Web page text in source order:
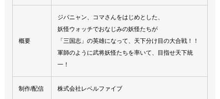
概要
ジバニャン、コマさんをはじめとした、
妖怪ウォッチでおなじみの妖怪たちが
「三国志」の英雄になって、天下分け目の大合戦！！
軍師のように武将妖怪たちを率いて、目指せ天下統
一！
制作/配信 株式会社レベルファイブ